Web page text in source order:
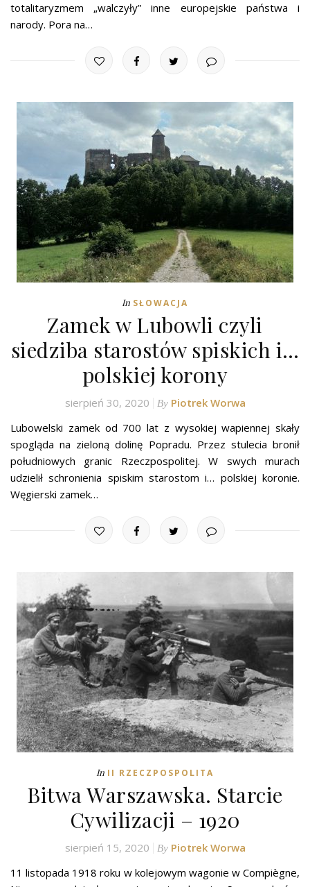
totalitaryzmem „walczyły” inne europejskie państwa i
narody. Pora na…
In SŁOWACJA
Zamek w Lubowli czyli
siedziba starostów spiskich i…
polskiej korony
sierpień 30, 2020 By Piotrek Worwa
Lubowelski zamek od 700 lat z wysokiej wapiennej skały
spogląda na zieloną dolinę Popradu. Przez stulecia bronił
południowych granic Rzeczpospolitej. W swych murach
udzielił schronienia spiskim starostom i… polskiej koronie.
Węgierski zamek…
In II RZECZPOSPOLITA
Bitwa Warszawska. Starcie
Cywilizacji – 1920
sierpień 15, 2020 By Piotrek Worwa
11 listopada 1918 roku w kolejowym wagonie w Compiègne,